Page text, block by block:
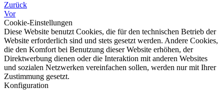
Zurück
Vor
Cookie-Einstellungen
Diese Website benutzt Cookies, die für den technischen Betrieb der
Website erforderlich sind und stets gesetzt werden. Andere Cookies,
die den Komfort bei Benutzung dieser Website erhöhen, der
Direktwerbung dienen oder die Interaktion mit anderen Websites
und sozialen Netzwerken vereinfachen sollen, werden nur mit Ihrer
Zustimmung gesetzt.
Konfiguration